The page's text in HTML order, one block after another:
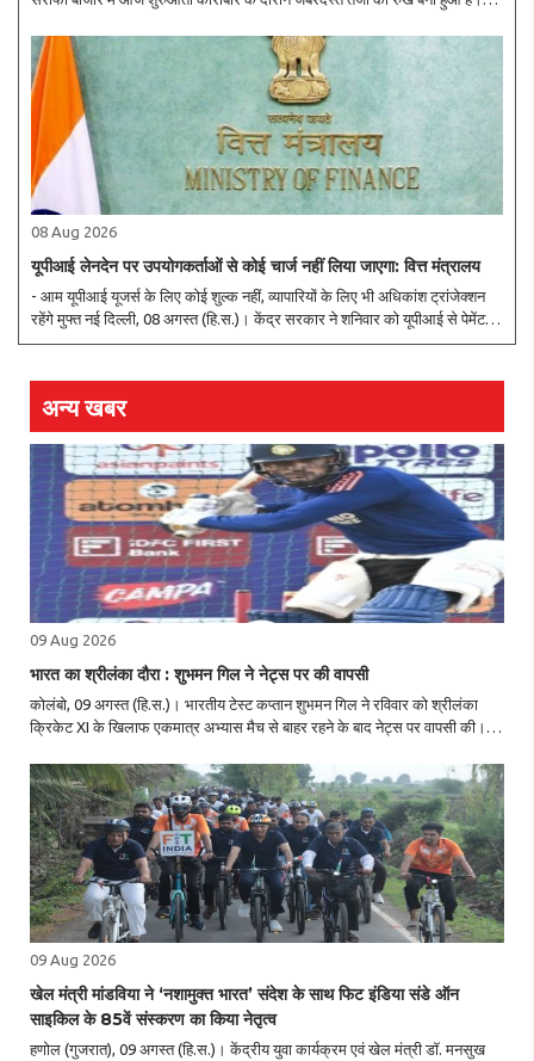
2,290 ..
08 Aug 2026
यूपीआई लेनदेन पर उपयोगकर्ताओं से कोई चार्ज नहीं लिया जाएगा: वित्त मंत्रालय
- आम यूपीआई यूजर्स के लिए कोई शुल्क नहीं, व्यापारियों के लिए भी अधिकांश ट्रांजेक्शन
रहेंगे मुफ्त नई दिल्ली, 08 अगस्त (हि.स.)। केंद्र सरकार ने शनिवार को यूपीआई से पेमेंट
करने वाले करोड़ों यूजर्स के बीच शुल्क को लेकर जारी भ्रम को दूर करते हुए सफाई..
अन्य खबर
09 Aug 2026
भारत का श्रीलंका दौरा : शुभमन गिल ने नेट्स पर की वापसी
कोलंबो, 09 अगस्त (हि.स.)। भारतीय टेस्ट कप्तान शुभमन गिल ने रविवार को श्रीलंका
क्रिकेट XI के खिलाफ एकमात्र अभ्यास मैच से बाहर रहने के बाद नेट्स पर वापसी की।
साइड नेट्स ..
09 Aug 2026
खेल मंत्री मांडविया ने ‘नशामुक्त भारत’ संदेश के साथ फिट इंडिया संडे ऑन
साइकिल के 85वें संस्करण का किया नेतृत्व
हणोल (गुजरात), 09 अगस्त (हि.स.)। केंद्रीय युवा कार्यक्रम एवं खेल मंत्री डॉ. मनसुख